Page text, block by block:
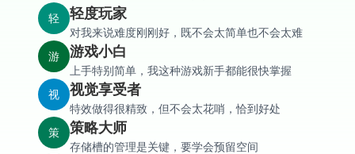
轻
轻度玩家
对我来说难度刚刚好，既不会太简单也不会太难
游
游戏小白
上手特别简单，我这种游戏新手都能很快掌握
视
视觉享受者
特效做得很精致，但不会太花哨，恰到好处
策
策略大师
存储槽的管理是关键，要学会预留空间